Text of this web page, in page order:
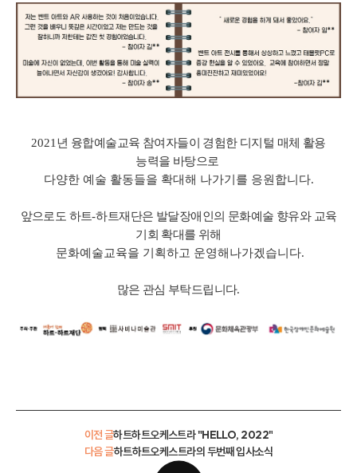
2021 년 융합예술교육 참여자들이 경험한 디지털 매체 활용
능력을 바탕으로
다양한 예술 활동들을 확대해 나가기를 응원합니다.
앞으로도 하트-하트재단은 발달장애인의 문화예술 향유와 교육
기회 확대를 위해
문화예술교육을 기획하고 운영해나가겠습니다.
많은 관심 부탁드립니다.
이전 글하트하트오케스트라 "HELLO, 2022"
하트하트오케스트라의 두번째 입사소식
다음 글